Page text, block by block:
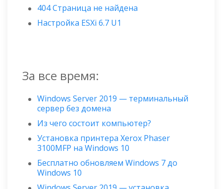
404 Страница не найдена
Настройка ESXi 6.7 U1
За все время:
Windows Server 2019 — терминальный
сервер без домена
Из чего состоит компьютер?
Установка принтера Xerox Phaser
3100MFP на Windows 10
Бесплатно обновляем Windows 7 до
Windows 10